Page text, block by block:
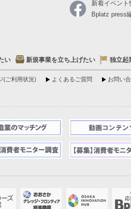
新着イベント
Bplatz press
い 新規事業を立ち上げたい 独立起
(ご利用状況) よくあるご質問
お問い